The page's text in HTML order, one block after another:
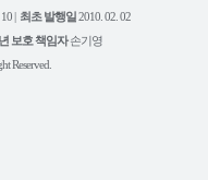
유
튜
| 최초 발행일2010. 02. 02
보호 책임자손기영
Reserved.